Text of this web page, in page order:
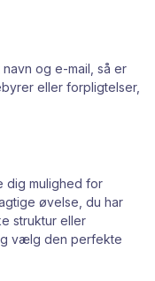
og e-mail, så er
eller forpligtelser,
dig mulighed for
øvelse, du har
struktur eller
vælg den perfekte